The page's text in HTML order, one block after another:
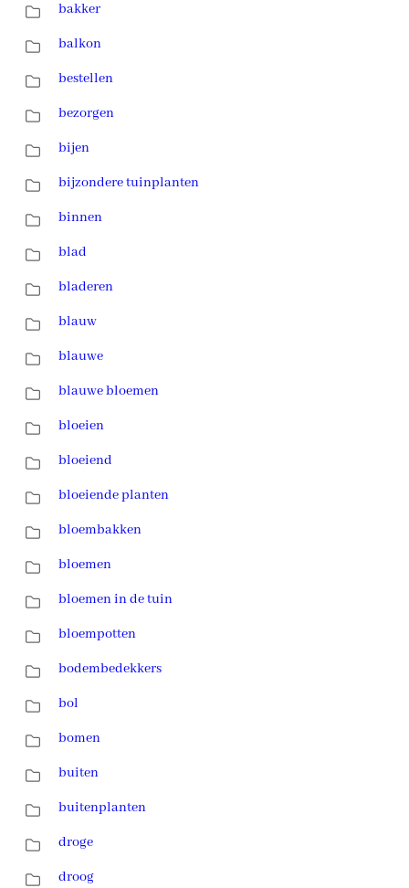
bakker
balkon
bestellen
bezorgen
bijen
bijzondere tuinplanten
binnen
blad
bladeren
blauw
blauwe
blauwe bloemen
bloeien
bloeiend
bloeiende planten
bloembakken
bloemen
bloemen in de tuin
bloempotten
bodembedekkers
bol
bomen
buiten
buitenplanten
droge
droog